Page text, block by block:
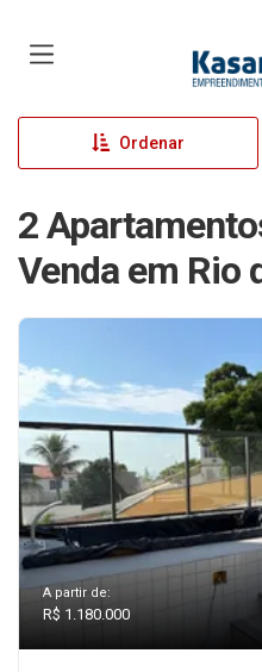
Ordenar
2
Venda em Rio
A partir de:
R$ 1.180.000